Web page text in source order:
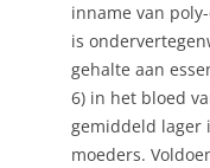
inname van
is
gehalte aan
6) in het bloed
gemiddeld lager
moeders.